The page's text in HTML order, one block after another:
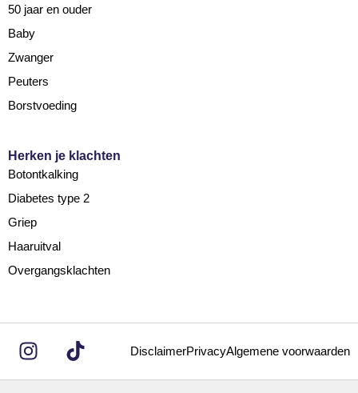
50 jaar en ouder
Baby
Zwanger
Peuters
Borstvoeding
Herken je klachten
Botontkalking
Diabetes type 2
Griep
Haaruitval
Overgangsklachten
DisclaimerPrivacyAlgemene voorwaarden